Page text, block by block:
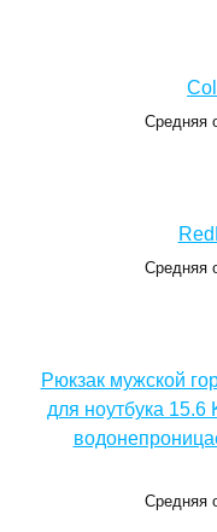
Средняя
Средняя
Рюкзак мужской
для ноутбука
Средняя